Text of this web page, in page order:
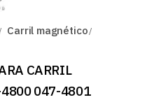
Carril magnético
CARRIL
047-4801